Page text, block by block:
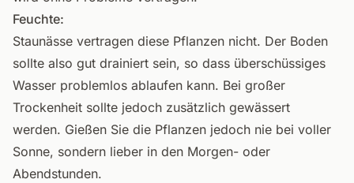
Feuchte:
Staunässe vertragen diese Pflanzen nicht. Der Boden
sollte also gut drainiert sein, so dass überschüssiges
Wasser problemlos ablaufen kann. Bei großer
Trockenheit sollte jedoch zusätzlich gewässert
werden. Gießen Sie die Pflanzen jedoch nie bei voller
Sonne, sondern lieber in den Morgen- oder
Abendstunden.